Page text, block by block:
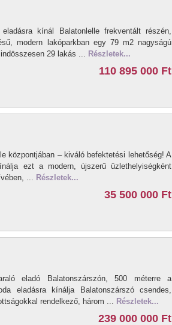
kínál Balatonlelle frekventált részén,
modern lakóparkban egy 79 m2 nagyságú
29 lakás ... Részletek...
110 895 000 Ft
központjában – kiváló befektetési lehetőség! A
ezt a modern, újszerű üzlethelyiségként
... Részletek...
35 500 000 Ft
eladó Balatonszárszón, 500 méterre a
eladásra kínálja Balatonszárszó csendes,
rendelkező, három ... Részletek...
239 000 000 Ft